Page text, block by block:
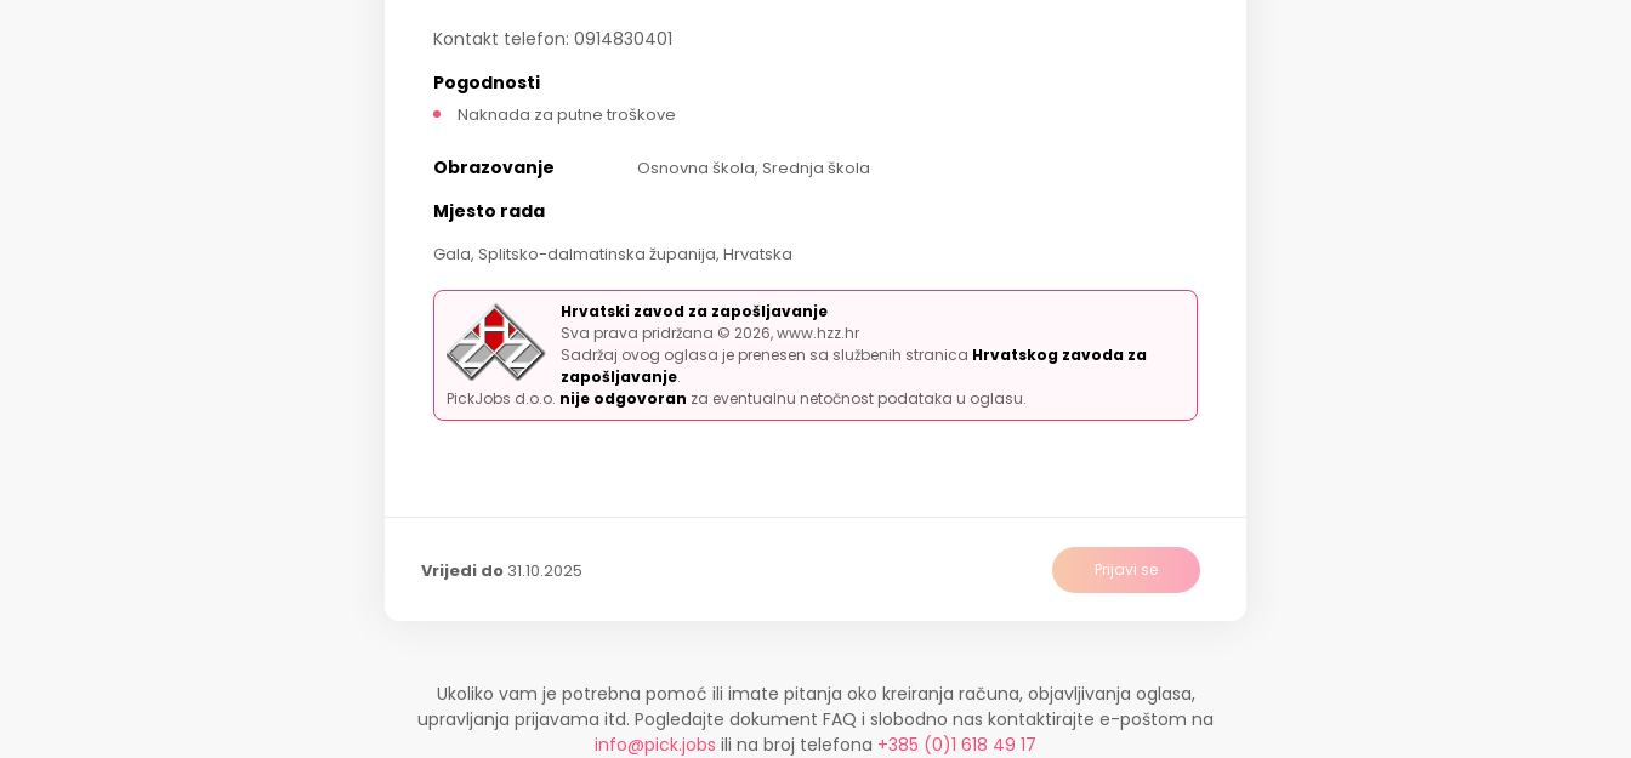
Kontakt telefon: 0914830401
Pogodnosti
Naknada za putne troškove
Obrazovanje Osnovna škola, Srednja škola
Mjesto rada
Gala, Splitsko-dalmatinska županija, Hrvatska
Hrvatski zavod za zapošljavanje
Sva prava pridržana © 2026, www.hzz.hr
Sadržaj ovog oglasa je prenesen sa službenih stranica Hrvatskog zavoda za
zapošljavanje.
PickJobs d.o.o. nije odgovoran za eventualnu netočnost podataka u oglasu.
Vrijedi do 31.10.2025 Prijavi se
Ukoliko vam je potrebna pomoć ili imate pitanja oko kreiranja računa, objavljivanja oglasa,
upravljanja prijavama itd. Pogledajte dokument FAQ i slobodno nas kontaktirajte e-poštom na
info@pick.jobs ili na broj telefona +385 (0)1 618 49 17